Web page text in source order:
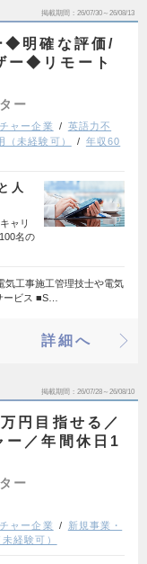
掲載期間 26/07/30～26/08/13
◆明確な評価/
ー◆リモート
ー
ャー企業
英語力不
（未経験可）
年収60
人
ャリ
名の
気工事施工管理技士や電気
ービス ■S…
詳細へ
掲載期間 26/07/28～26/08/10
円目指せる／
／年間休日1
ー
ャー企業
新規事業・
経験可）